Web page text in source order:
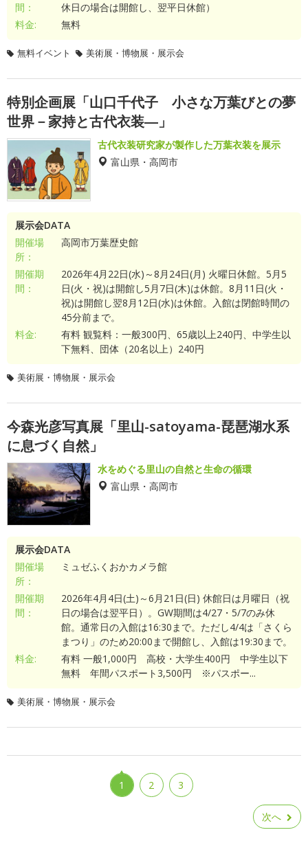
間：
休日の場合は開館し、翌平日休館）
料金:
無料
無料イベント 美術展・博物展・展示会
特別企画展「山口千代子 小さな万葉びとの夢
世界－家持と古代衣装―」
古代衣装研究家が製作した万葉衣装を展示
富山県・高岡市
展示会DATA
開催場
所：
高岡市万葉歴史館
開催期
間：
2026年4月22日(水)～8月24日(月) 火曜日休館。5月5
日(火・祝)は開館し5月7日(木)は休館。8月11日(火・
祝)は開館し翌8月12日(水)は休館。入館は閉館時間の
45分前まで。
料金:
有料 観覧料：一般300円、65歳以上240円、中学生以
下無料、団体（20名以上）240円
美術展・博物展・展示会
今森光彦写真展「里山-satoyama-琵琶湖水系
に息づく自然」
水をめぐる里山の自然と生命の循環
富山県・高岡市
展示会DATA
開催場
所：
ミュゼふくおかカメラ館
開催期
間：
2026年4月4日(土)～6月21日(日) 休館日は月曜日（祝
日の場合は翌平日）。GW期間は4/27・5/7のみ休
館。通常日の入館は16:30まで。ただし4/4は「さくら
まつり」のため20:00まで開館し、入館は19:30まで。
料金:
有料 一般1,000円 高校・大学生400円 中学生以下
無料 年間パスポート3,500円 ※パスポー...
美術展・博物展・展示会
1 2 3
次へ